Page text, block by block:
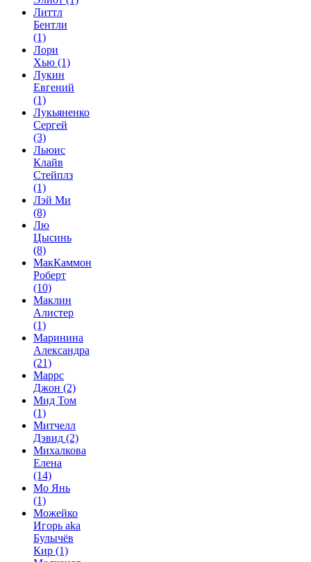
Литтл
Бентли
(1)
Лори
Хью (1)
Лукин
Евгений
(1)
Лукьяненко
Сергей
(3)
Льюис
Клайв
Стейплз
(1)
Лэй Ми
(8)
Лю
Цысинь
(8)
МакКаммон
Роберт
(10)
Маклин
Алистер
(1)
Маринина
Александра
(21)
Маррс
Джон (2)
Мид Том
(1)
Митчелл
Дэвид (2)
Михалкова
Елена
(14)
Мо Янь
(1)
Можейко
Игорь aka
Булычёв
Кир (1)